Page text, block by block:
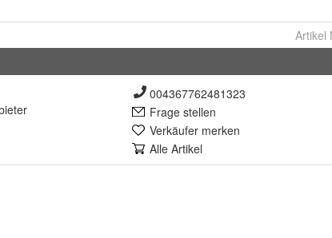
Artikel
004367762481323
Frage stellen
Verkäufer merken
Alle Artikel